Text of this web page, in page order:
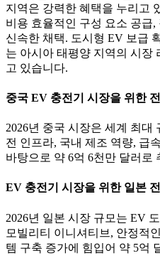
지역은 강력한 혜택을 누리고
비용 효율적인 구성 요소 공급,
신속한 채택. 도시형 EV 보급
는 아시아 태평양 지역의 시장
고 있습니다.
중국 EV 충전기 시장을 위한
2026년 중국 시장은 세계 최대
전 인프라, 국내 제조 역량, 급
바탕으로 약 6억 6천만 달러로
EV 충전기 시장을 위한 일본
2026년 일본 시장 규모는 EV
모빌리티 이니셔티브, 안정적
템 구축 증가에 힘입어 약 5억